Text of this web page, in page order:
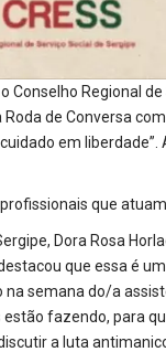
Regional de
de Conversa
em
que
Dora Rosa
que essa é
semana do/a
fazendo, para
a luta